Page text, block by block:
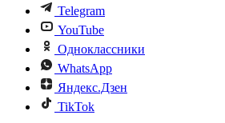
Telegram
YouTube
Одноклассники
WhatsApp
Яндекс.Дзен
TikTok